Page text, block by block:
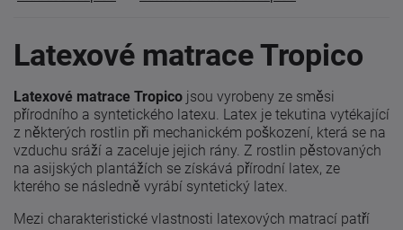
Latexové matrace Tropico
Latexové matrace Tropico jsou vyrobeny ze směsi
přírodního a syntetického latexu. Latex je tekutina vytékající
z některých rostlin při mechanickém poškození, která se na
vzduchu sráží a zaceluje jejich rány. Z rostlin pěstovaných
na asijských plantážích se získává přírodní latex, ze
kterého se následně vyrábí syntetický latex.
Mezi charakteristické vlastnosti latexových matrací patří